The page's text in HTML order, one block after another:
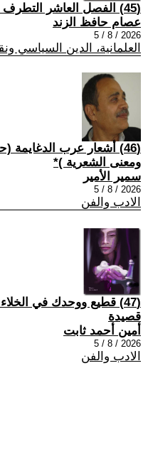
(45) الفصل العاشر التطرف في العصر الراهن 4
عصام حافظ الزند
2026 / 8 / 5
العلمانية، الدين السياسي
(46) أشعار عرب الدغايمة
ومعنى الشعرية )*
سمير الأمير
2026 / 8 / 5
الادب والفن
قصيدة
أمين أحمد ثابت
2026 / 8 / 5
الادب والفن